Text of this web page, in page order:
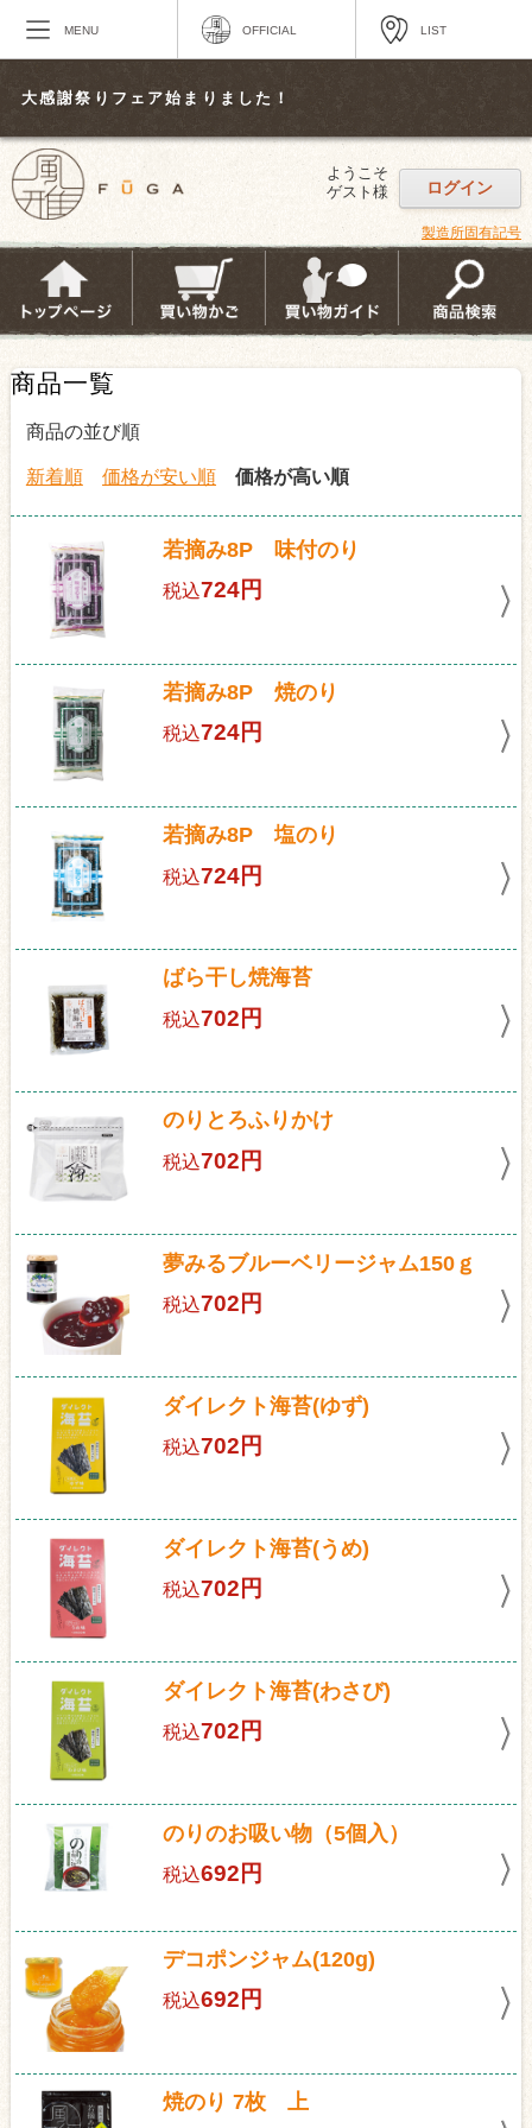
MENU OFFICIAL LIST
大感謝祭りフェア始まりました！
ようこそ
ゲスト様
ログイン
製造所固有記号
商品一覧
商品の並び順
新着順 価格が安い順 価格が高い順
若摘み8P 味付のり
税込724円
若摘み8P 焼のり
税込724円
若摘み8P 塩のり
税込724円
ばら干し焼海苔
税込702円
のりとろふりかけ
税込702円
夢みるブルーベリージャム150ｇ
税込702円
ダイレクト海苔(ゆず)
税込702円
ダイレクト海苔(うめ)
税込702円
ダイレクト海苔(わさび)
税込702円
のりのお吸い物（5個入）
税込692円
デコポンジャム(120g)
税込692円
焼のり 7枚 上